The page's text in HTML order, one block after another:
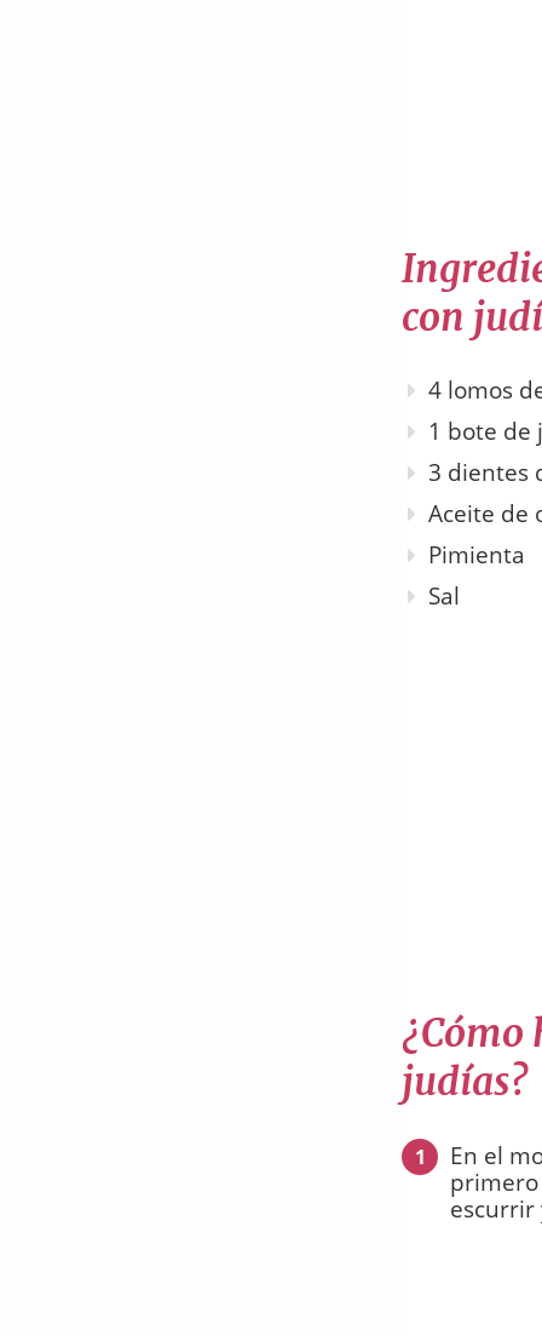
con
4 lomos
1 bote de
3 dientes
Aceite de
Pimienta
Sal
¿Cómo
judías?
1
En el
escurrir